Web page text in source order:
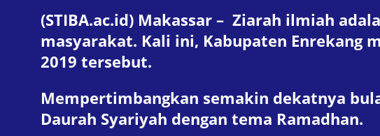
(STIBA.ac.id) Makassar – Ziarah ilmiah
masyarakat. Kali ini, Kabupaten Enrekang
2019 tersebut.
Mempertimbangkan semakin dekatnya
Daurah Syariyah dengan tema Ramadhan.